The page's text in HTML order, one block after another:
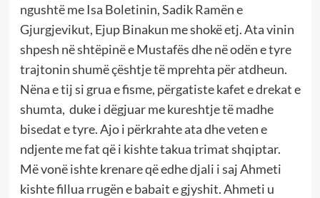
ngushtë me Isa Boletinin, Sadik Ramën e
Gjurgjevikut, Ejup Binakun me shokë etj. Ata vinin
shpesh në shtëpinë e Mustafës dhe në odën e tyre
trajtonin shumë çështje të mprehta për atdheun.
Nëna e tij si grua e fisme, përgatiste kafet e drekat e
shumta, duke i dëgjuar me kureshtje të madhe
bisedat e tyre. Ajo i përkrahte ata dhe veten e
ndjente me fat që i kishte takua trimat shqiptar.
Më vonë ishte krenare që edhe djali i saj Ahmeti
kishte fillua rrugën e babait e gjyshit. Ahmeti u